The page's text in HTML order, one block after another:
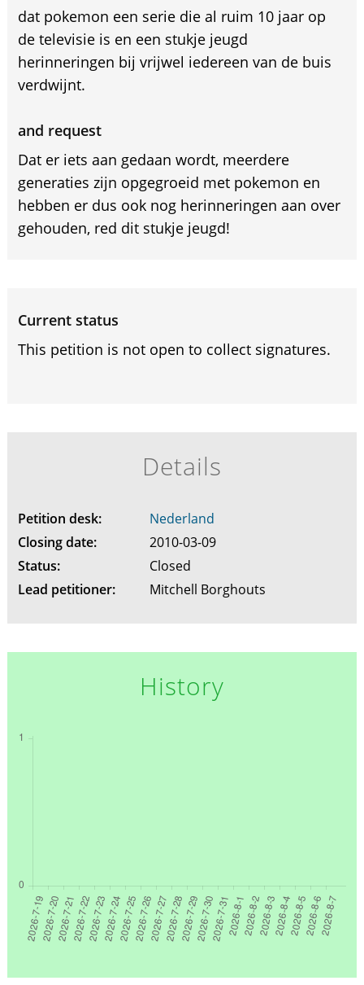
dat pokemon een serie die al ruim 10 jaar op
de televisie is en een stukje jeugd
herinneringen bij vrijwel iedereen van de buis
verdwijnt.
and request
Dat er iets aan gedaan wordt, meerdere
generaties zijn opgegroeid met pokemon en
hebben er dus ook nog herinneringen aan over
gehouden, red dit stukje jeugd!
Current status
This petition is not open to collect signatures.
Details
Petition desk:
Nederland
Closing date:
2010-03-09
Status:
Closed
Lead petitioner:
Mitchell Borghouts
History